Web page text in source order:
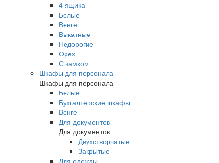
4 ящика
Белые
Венге
Выкатные
Недорогие
Орех
С замком
Шкафы для персонала
Шкафы для персонала
Белые
Бухгалтерские шкафы
Венге
Для документов
Для документов
Двухстворчатые
Закрытые
Для одежды